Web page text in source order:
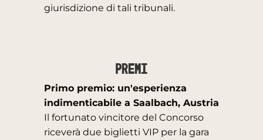
giurisdizione di tali tribunali.
Premi
Primo premio: un'esperienza
indimenticabile a Saalbach, Austria
Il fortunato vincitore del Concorso
riceverà due biglietti VIP per la gara